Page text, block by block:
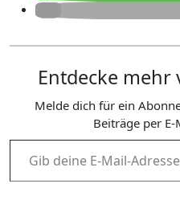
Entdecke mehr
Melde dich für ein Abonnement an, um die neuesten
Beiträge per
Gib deine E-Mail-Adresse ein ...